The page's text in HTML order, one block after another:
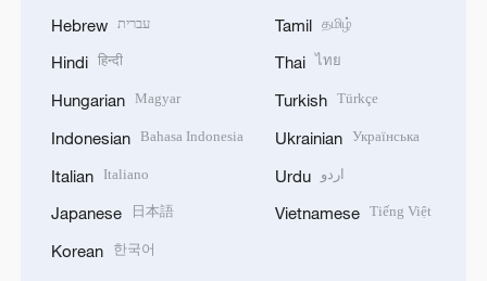
Hebrew עברית
Hindi हिन्दी
Hungarian Magyar
Indonesian Bahasa Indonesia
Italian Italiano
Japanese 日本語
Korean 한국어
Tamil தமிழ்
Thai ไทย
Turkish Türkçe
Ukrainian Українська
Urdu اردو
Vietnamese Tiếng Việt